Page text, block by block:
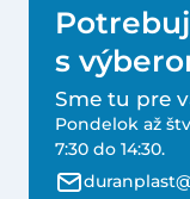
s
Sme tu pre
Pondelok až
7:30 do 14:30.